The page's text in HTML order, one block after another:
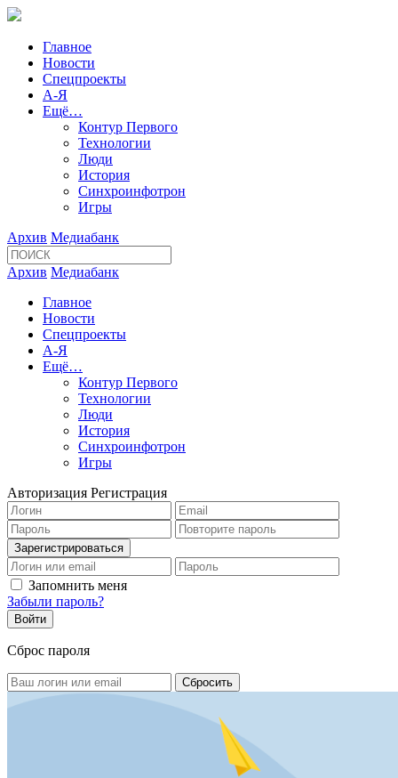
Главное
Новости
Спецпроекты
А-Я
Ещё…
Контур Первого
Технологии
Люди
История
Синхроинфотрон
Игры
Архив Медиабанк
Архив Медиабанк
Главное
Новости
Спецпроекты
А-Я
Ещё…
Контур Первого
Технологии
Люди
История
Синхроинфотрон
Игры
Авторизация Регистрация
Запомнить меня
Забыли пароль?
Сброс пароля